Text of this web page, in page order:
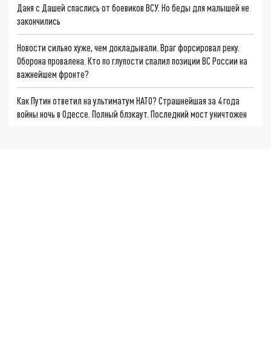
Даня с Дашей спаслись от боевиков ВСУ. Но беды для малышей не
закончились
Новости сильно хуже, чем докладывали. Враг форсировал реку.
Оборона провалена. Кто по глупости спалил позиции ВС России на
важнейшем фронте?
Как Путин ответил на ультиматум НАТО? Страшнейшая за 4 года
войны ночь в Одессе. Полный блэкаут. Последний мост уничтожен